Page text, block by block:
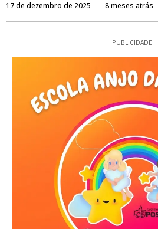
17 de dezembro de 2025 8 meses atrás
PUBLICIDADE